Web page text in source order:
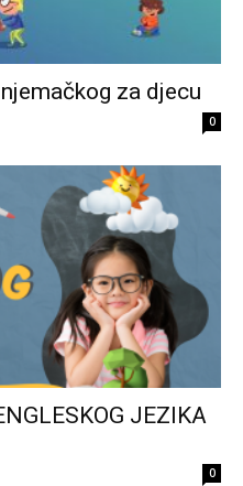
za djecu
0
JEZIKA
0